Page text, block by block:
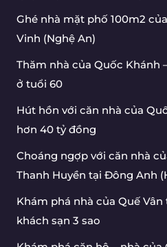
Ghé nhà mặt phố 100m2
Vinh (Nghệ An)
Thăm nhà của Quốc Khánh
ở tuổi 60
Hút hồn với căn nhà của
hơn 40 tỷ đồng
Choáng ngợp với căn nhà
Thanh Huyền tại Đông Anh
Khám phá nhà của Quế
khách sạn 3 sao